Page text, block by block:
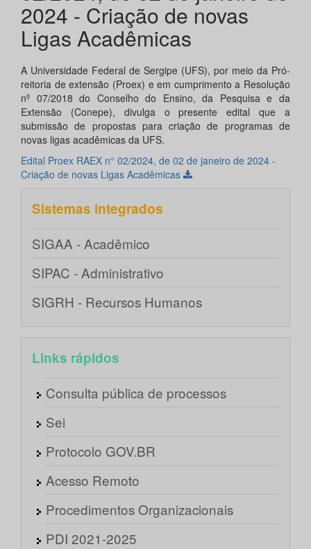
2024 - Criação de novas
Ligas Acadêmicas
A Universidade Federal de Sergipe (UFS), por meio da Pró-
reitoria de extensão (Proex) e em cumprimento a Resolução
nº 07/2018 do Conselho do Ensino, da Pesquisa e da
Extensão (Conepe), divulga o presente edital que a
submissão de propostas para criação de programas de
novas ligas acadêmicas da UFS.
Edital Proex RAEX n° 02/2024, de 02 de janeiro de 2024 -
Criação de novas Ligas Acadêmicas
Sistemas integrados
SIGAA - Acadêmico
SIPAC - Administrativo
SIGRH - Recursos Humanos
Links rápidos
Consulta pública de processos
Sei
Protocolo GOV.BR
Acesso Remoto
Procedimentos Organizacionais
PDI 2021-2025